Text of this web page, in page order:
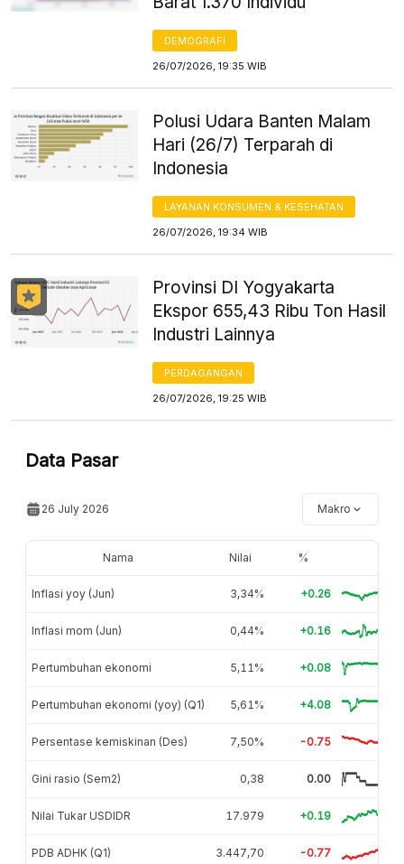
DEMOGRAFI
26/07/2026, 19:35 WIB
Polusi Udara Banten Malam
Hari (26/7) Terparah di
Indonesia
LAYANAN KONSUMEN & KESEHATAN
26/07/2026, 19:34 WIB
Provinsi DI Yogyakarta
Ekspor 655,43 Ribu Ton Hasil
Industri Lainnya
PERDAGANGAN
26/07/2026, 19:25 WIB
Data Pasar
26 July 2026 Makro
Nama Nilai %
Inflasi yoy (Jun) 3,34% +0.26
Inflasi mom (Jun) 0,44% +0.16
Pertumbuhan ekonomi 5,11% +0.08
Pertumbuhan ekonomi (yoy) (Q1) 5,61% +4.08
Persentase kemiskinan (Des) 7,50% -0.75
Gini rasio (Sem2) 0,38 0.00
Nilai Tukar USDIDR 17.979 +0.19
PDB ADHK (Q1) 3.447,70 -0.77